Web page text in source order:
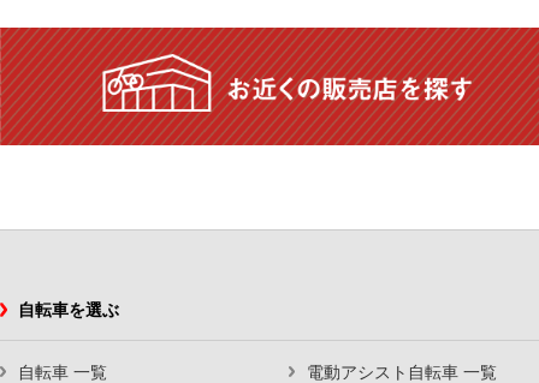
自転車を選ぶ
自転車 一覧 電動アシスト自転車 一覧